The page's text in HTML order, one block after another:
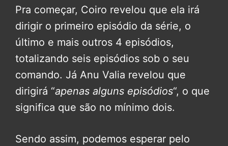
Pra começar, Coiro revelou que ela irá
dirigir o primeiro episódio da série, o
último e mais outros 4 episódios,
totalizando seis episódios sob o seu
comando. Já Anu Valia revelou que
dirigirá “apenas alguns episódios“, o que
significa que são no mínimo dois.
Sendo assim, podemos esperar pelo